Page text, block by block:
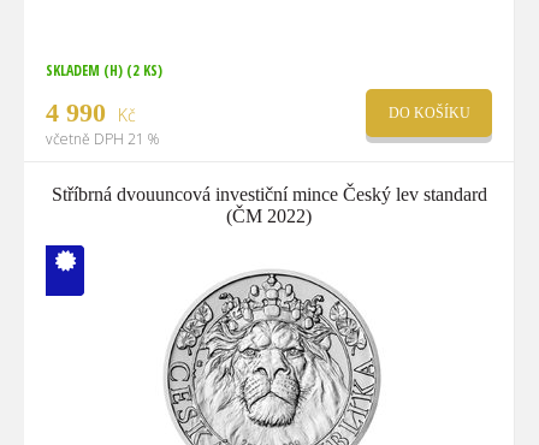
SKLADEM (H) (2 KS)
4 990 Kč
včetně DPH 21 %
DO KOŠÍKU
Stříbrná dvouuncová investiční mince Český lev standard
(ČM 2022)
V ČM zcela